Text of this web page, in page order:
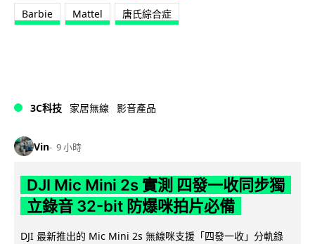
Barbie Mattel 唐氏綜合症
3C科技 家居無線 影音產品
Vin 9 小時
DJI Mic Mini 2s 實測 四發一收同步獨
立錄音 32-bit 防爆咪拍片必備
DJI 最新推出的 Mic Mini 2s 無線咪支援「四發一收」分軌錄